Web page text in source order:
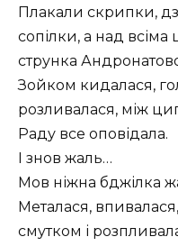
Плакали скрипки,
сопілки, а над
струнка
Зойком кидалася,
розливалася, між
Раду все оповідала.
І знов жаль…
Мов ніжна бджілка
Металася,
смутком і